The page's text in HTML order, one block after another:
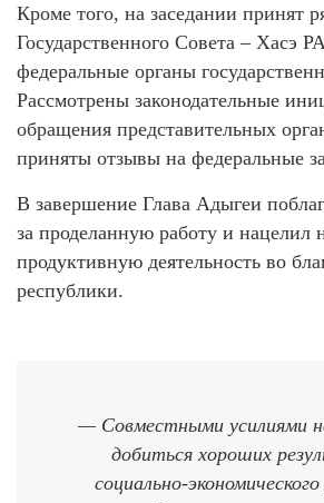
Кроме того, на заседании принят
Государственного Совета – Хасэ
федеральные органы
Рассмотрены законодательные
обращения представительных
приняты отзывы на федеральные
В завершение Глава Адыгеи
за проделанную работу и нацелил
продуктивную деятельность во
республики.
— Совместными усилиями
добиться хороших
социально-